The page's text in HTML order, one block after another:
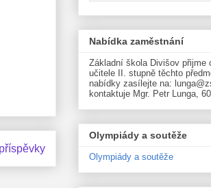
Nabídka zaměstnání
Základní škola Divišov přijme
učitele II. stupně těchto
nabídky zasílejte na:
kontaktuje Mgr. Petr Lunga,
Olympiády a soutěže
Olympiády a soutěže